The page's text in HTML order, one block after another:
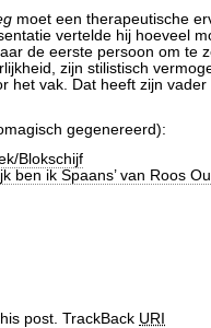
moet een therapeutische
vertelde hij hoeveel
de eerste persoon om te
zijn stilistisch
het vak. Dat heeft zijn
gegenereerd):
Blokschijf
ben ik Spaans’ van Roos
post. TrackBack URI